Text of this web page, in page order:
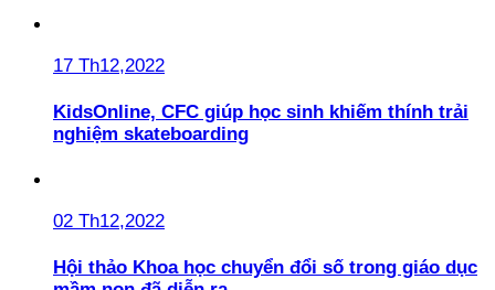
17 Th12,2022
KidsOnline, CFC giúp học sinh khiếm thính trải
nghiệm skateboarding
02 Th12,2022
Hội thảo Khoa học chuyển đổi số trong giáo dục